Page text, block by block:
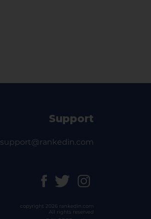
Support
support@rankedin.com
copyright 2026 rankedin.com
All rights reserved